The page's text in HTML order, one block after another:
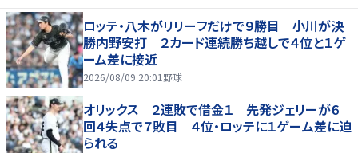
ロッテ・八木がリリーフだけで９勝目 小川が決
勝内野安打 ２カード連続勝ち越しで４位と１ゲ
ーム差に接近
2026/08/09 20:01 野球
オリックス ２連敗で借金１ 先発ジェリーが６
回４失点で７敗目 ４位・ロッテに１ゲーム差に迫
られる